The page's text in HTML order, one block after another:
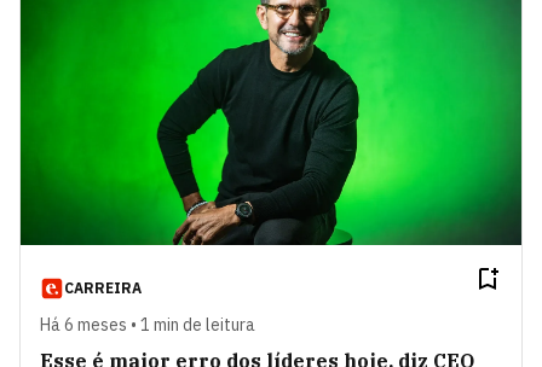
CARREIRA
Há 6 meses • 1 min de leitura
Esse é maior erro dos líderes hoje, diz CEO